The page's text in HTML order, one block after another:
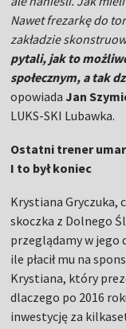
I to był koniec
Krystiana
skoczka z Dolnego
przeglądamy w jego
ile płacił mu na
dlaczego po 2016
inwestycję za
–Bo zmarł jedyny,
Dygoń, czyli mój
Dygoń, który przed
trenerem w
był ostatnim
podjęto się przed